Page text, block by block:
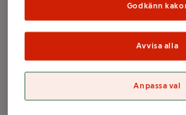
Vatten
Original
Ramlösa
Godkänn
Avvisa alla
Anpassa val